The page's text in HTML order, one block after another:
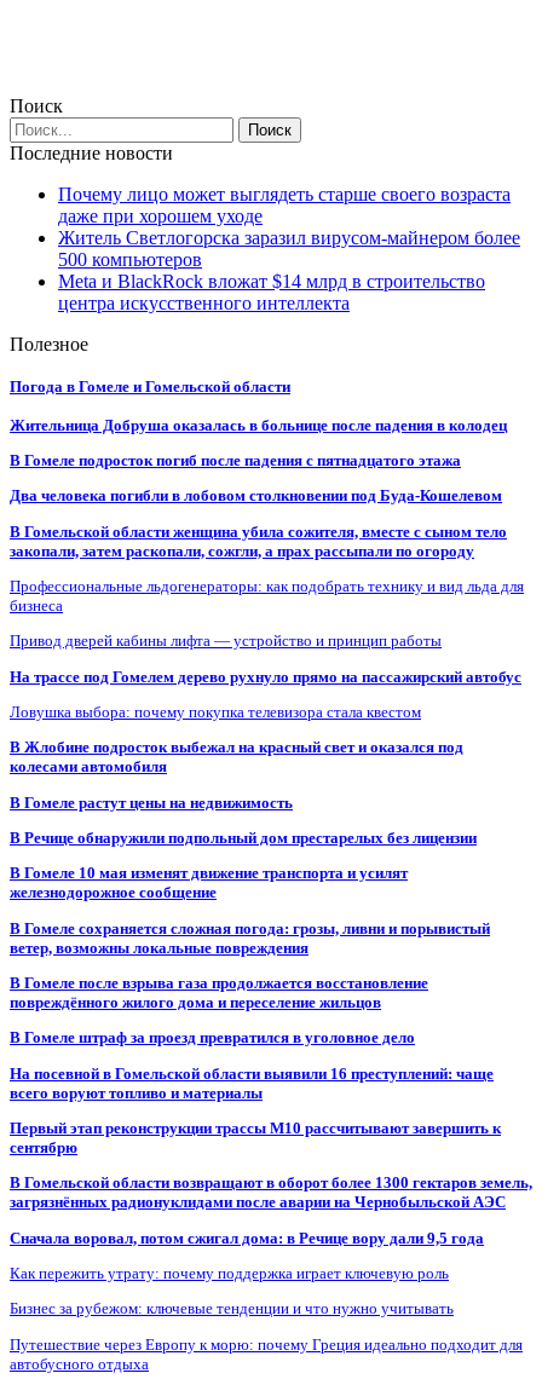
Поиск
Последние новости
Почему лицо может выглядеть старше своего возраста
даже при хорошем уходе
Житель Светлогорска заразил вирусом-майнером более
500 компьютеров
Meta и BlackRock вложат $14 млрд в строительство
центра искусственного интеллекта
Полезное
Погода в Гомеле и Гомельской области
Жительница Добруша оказалась в больнице после падения в колодец
В Гомеле подросток погиб после падения с пятнадцатого этажа
Два человека погибли в лобовом столкновении под Буда-Кошелевом
В Гомельской области женщина убила сожителя, вместе с сыном тело
закопали, затем раскопали, сожгли, а прах рассыпали по огороду
Профессиональные льдогенераторы: как подобрать технику и вид льда для
бизнеса
Привод дверей кабины лифта — устройство и принцип работы
На трассе под Гомелем дерево рухнуло прямо на пассажирский автобус
Ловушка выбора: почему покупка телевизора стала квестом
В Жлобине подросток выбежал на красный свет и оказался под
колесами автомобиля
В Гомеле растут цены на недвижимость
В Речице обнаружили подпольный дом престарелых без лицензии
В Гомеле 10 мая изменят движение транспорта и усилят
железнодорожное сообщение
В Гомеле сохраняется сложная погода: грозы, ливни и порывистый
ветер, возможны локальные повреждения
В Гомеле после взрыва газа продолжается восстановление
повреждённого жилого дома и переселение жильцов
В Гомеле штраф за проезд превратился в уголовное дело
На посевной в Гомельской области выявили 16 преступлений: чаще
всего воруют топливо и материалы
Первый этап реконструкции трассы М10 рассчитывают завершить к
сентябрю
В Гомельской области возвращают в оборот более 1300 гектаров земель,
загрязнённых радионуклидами после аварии на Чернобыльской АЭС
Сначала воровал, потом сжигал дома: в Речице вору дали 9,5 года
Как пережить утрату: почему поддержка играет ключевую роль
Бизнес за рубежом: ключевые тенденции и что нужно учитывать
Путешествие через Европу к морю: почему Греция идеально подходит для
автобусного отдыха